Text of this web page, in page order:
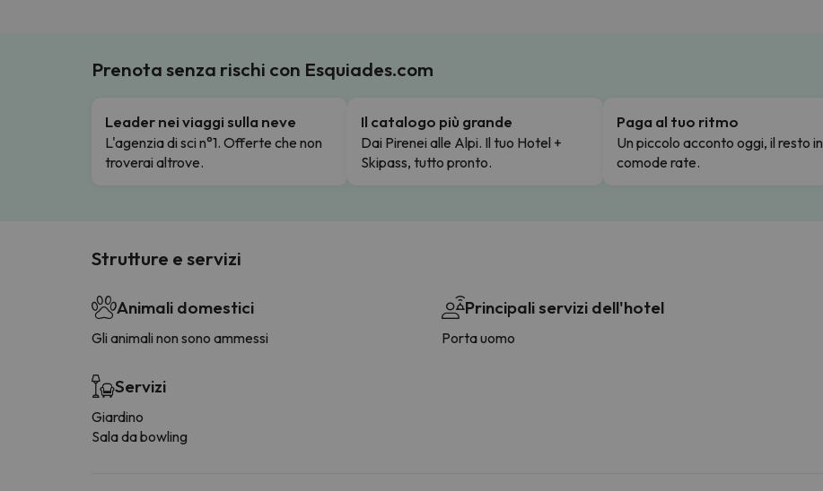
Prenota senza rischi con Esquiades.com
Leader nei viaggi sulla neve
L'agenzia di sci n°1. Offerte che non
troverai altrove.
Il catalogo più grande
Dai Pirenei alle Alpi. Il tuo Hotel +
Skipass, tutto pronto.
Paga al tuo ritmo
Un piccolo acconto oggi, il resto in
comode rate.
Strutture e servizi
Animali domestici
Gli animali non sono ammessi
Servizi
Giardino
Sala da bowling
Principali servizi dell'hotel
Porta uomo